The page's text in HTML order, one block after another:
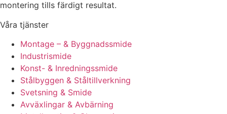
montering tills färdigt resultat.
Våra tjänster
Montage – & Byggnadssmide
Industrismide
Konst- & Inredningssmide
Stålbyggen & Ståltillverkning
Svetsning & Smide
Avväxlingar & Avbärning